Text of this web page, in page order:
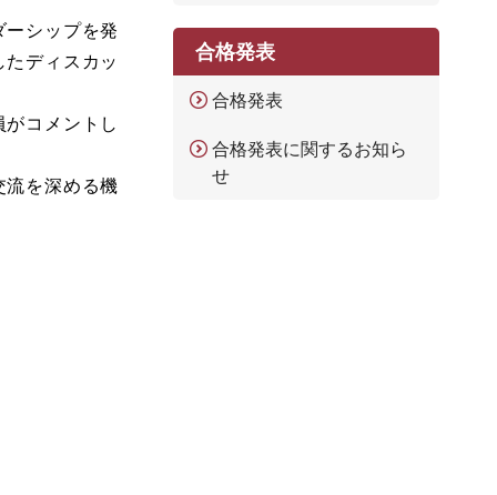
シップを発
ディスカッ
コメントし
を深める機
合格発表
合格発表
合格発表に関するお知ら
せ